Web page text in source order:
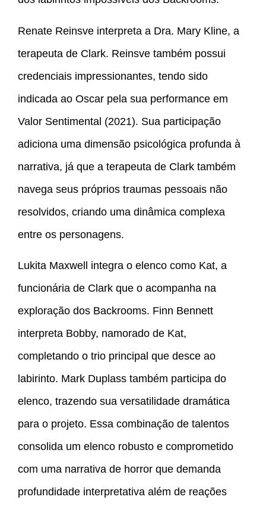
Renate Reinsve interpreta a Dra. Mary Kline, a
terapeuta de Clark. Reinsve também possui
credenciais impressionantes, tendo sido
indicada ao Oscar pela sua performance em
Valor Sentimental (2021). Sua participação
adiciona uma dimensão psicológica profunda à
narrativa, já que a terapeuta de Clark também
navega seus próprios traumas pessoais não
resolvidos, criando uma dinâmica complexa
entre os personagens.
Lukita Maxwell integra o elenco como Kat, a
funcionária de Clark que o acompanha na
exploração dos Backrooms. Finn Bennett
interpreta Bobby, namorado de Kat,
completando o trio principal que desce ao
labirinto. Mark Duplass também participa do
elenco, trazendo sua versatilidade dramática
para o projeto. Essa combinação de talentos
consolida um elenco robusto e comprometido
com uma narrativa de horror que demanda
profundidade interpretativa além de reações